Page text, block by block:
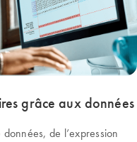
grâce aux données
de l’expression